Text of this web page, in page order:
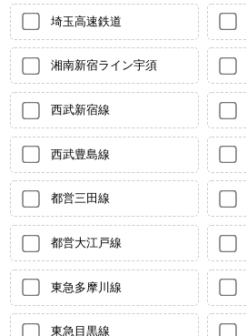
埼玉高速鉄道
湘南新宿ライン宇須
西武新宿線
西武豊島線
都営三田線
都営大江戸線
東急多摩川線
東急目黒線